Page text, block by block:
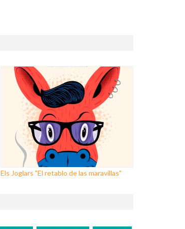
Els Joglars "El retablo de las maravillas"